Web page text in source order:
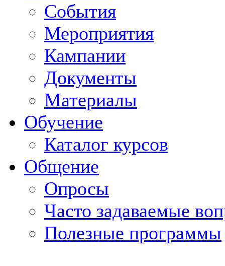
События
Мероприятия
Кампании
Документы
Материалы
Обучение
Каталог курсов
Общение
Опросы
Часто задаваемые
Полезные программы